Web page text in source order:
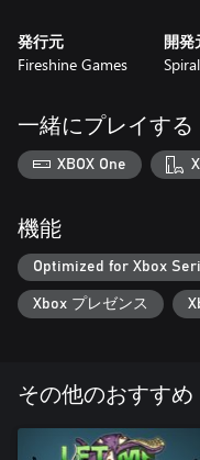
発行元
Fireshine Games
開発
一緒にプレイする
XBOX One
機能
Optimized for Xbox
Xbox プレゼンス
その他のおすすめ